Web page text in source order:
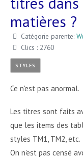
matières ?
Catégorie parente:
Clics : 2760
STYLES
Ce n'est pas anormal.
Les titres sont faits
que les items des
styles TM1, TM2, etc.
On n'est pas censé